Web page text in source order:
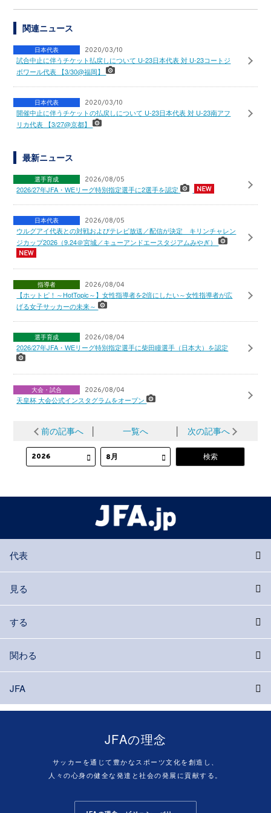
関連ニュース
日本代表 2020/03/10
試合中止に伴うチケット払戻しについて U-23日本代表 対 U-23コートジ
ボワール代表 【3/30@福岡】
日本代表 2020/03/10
開催中止に伴うチケットの払戻しについて U-23日本代表 対 U-23南アフ
リカ代表 【3/27@京都】
最新ニュース
選手育成 2026/08/05
2026/27年JFA・WEリーグ特別指定選手に2選手を認定
日本代表 2026/08/05
ウルグアイ代表との対戦およびテレビ放送／配信が決定 キリンチャレン
ジカップ2026（9.24＠宮城／キューアンドエースタジアムみやぎ）
指導者 2026/08/04
【ホットピ！～HotTopic～】女性指導者を2倍にしたい～女性指導者が広
げる女子サッカーの未来～
選手育成 2026/08/04
2026/27年JFA・WEリーグ特別指定選手に柴田瞳選手（日本大）を認定
大会・試合 2026/08/04
天皇杯 大会公式インスタグラムをオープン
前の記事へ 一覧へ 次の記事へ
代表
見る
する
関わる
JFA
JFAの理念
サッカーを通じて豊かなスポーツ文化を創造し、
人々の心身の健全な発達と社会の発展に貢献する。